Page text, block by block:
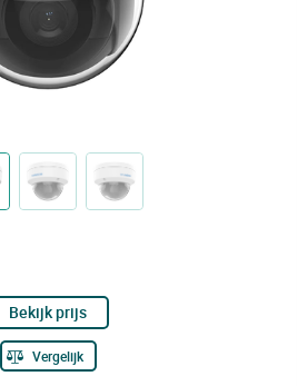
Bekijk prijs
Vergelijk